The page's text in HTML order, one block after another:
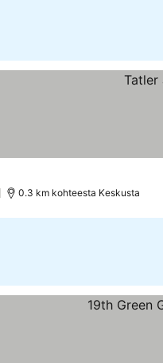
0.3 km kohteesta Keskusta